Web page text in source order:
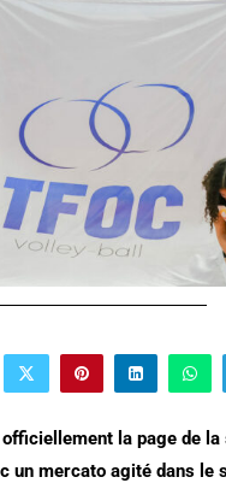
officiellement la page de la
un mercato agité dans le